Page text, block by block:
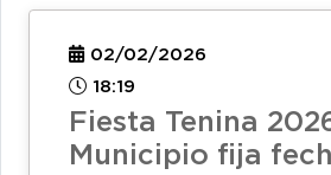
02/02/2026
18:19
Fiesta Tenina
Municipio fija